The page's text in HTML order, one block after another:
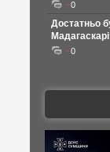
0
Достатньо
0